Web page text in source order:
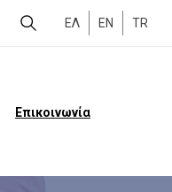
ΕΛ EN TR
Επικοινωνία